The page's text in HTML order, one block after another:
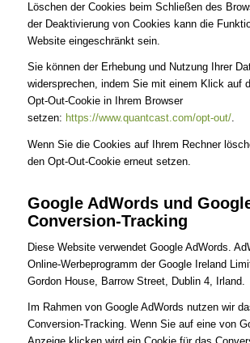
Löschen der Cookies beim Schließen des
der Deaktivierung von Cookies kann die
Website eingeschränkt sein.
Sie können der Erhebung und Nutzung Ihrer
widersprechen, indem Sie mit einem Klick auf
Opt-Out-Cookie in Ihrem Browser
setzen: https://www.quantcast.com/opt-out/.
Wenn Sie die Cookies auf Ihrem Rechner
den Opt-Out-Cookie erneut setzen.
Google AdWords und
Conversion-Tracking
Diese Website verwendet Google AdWords.
Online-Werbeprogramm der Google Ireland
Gordon House, Barrow Street, Dublin 4, Irland.
Im Rahmen von Google AdWords nutzen wir
Conversion-Tracking. Wenn Sie auf eine von